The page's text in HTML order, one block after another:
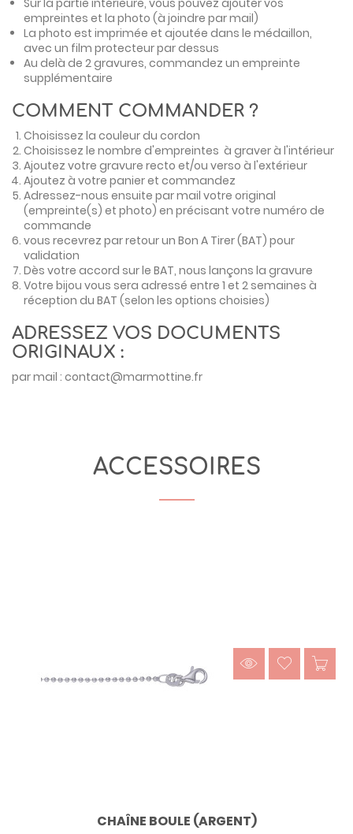
Sur la partie intérieure, vous pouvez ajouter vos
empreintes et la photo (à joindre par mail)
La photo est imprimée et ajoutée dans le médaillon,
avec un film protecteur par dessus
Au delà de 2 gravures, commandez un empreinte
supplémentaire
COMMENT COMMANDER ?
Choisissez la couleur du cordon
Choisissez le nombre d'empreintes à graver à l'intérieur
Ajoutez votre gravure recto et/ou verso à l'extérieur
Ajoutez à votre panier et commandez
Adressez-nous ensuite par mail votre original
(empreinte(s) et photo) en précisant votre numéro de
commande
vous recevrez par retour un Bon A Tirer (BAT) pour
validation
Dès votre accord sur le BAT, nous lançons la gravure
Votre bijou vous sera adressé entre 1 et 2 semaines à
réception du BAT (selon les options choisies)
ADRESSEZ VOS DOCUMENTS
ORIGINAUX :
par mail : contact@marmottine.fr
ACCESSOIRES
CHAÎNE BOULE (ARGENT)